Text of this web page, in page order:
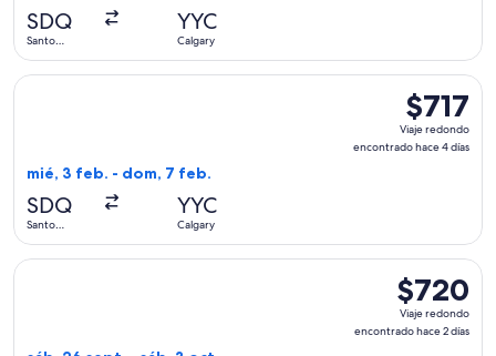
SDQ
Santo
YYC
Calgary
$717
Viaje
redondo,
$717
Viaje redondo
encontrado hace 4 días
mié, 3 feb. - dom, 7 feb.
SDQ
Santo
YYC
Calgary
Seleccionar vuelo de United, con salida el mié, 3 feb.
$720
Viaje
redondo,
$720
Viaje redondo
encontrado hace 2 días
Seleccionar vuelo de United, con salida el sáb, 26 sept.